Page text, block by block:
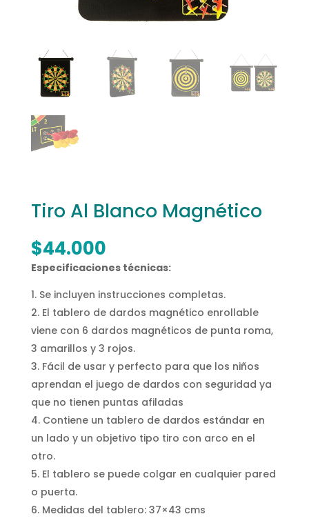
Tiro Al Blanco Magnético
$44.000
Especificaciones técnicas:
Se incluyen instrucciones completas.
El tablero de dardos magnético enrollable
viene con 6 dardos magnéticos de punta roma,
3 amarillos y 3 rojos.
Fácil de usar y perfecto para que los niños
aprendan el juego de dardos con seguridad ya
que no tienen puntas afiladas
Contiene un tablero de dardos estándar en
un lado y un objetivo tipo tiro con arco en el
otro.
El tablero se puede colgar en cualquier pared
o puerta.
Medidas del tablero: 37×43 cms